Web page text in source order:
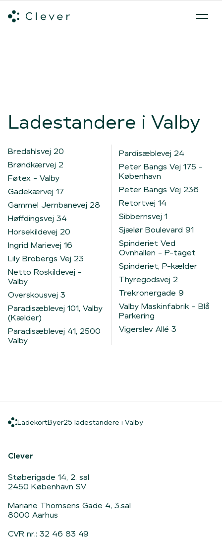
Ladestandere i Valby
Bredahlsvej 20
Brøndkærvej 2
Føtex - Valby
Gadekærvej 17
Gammel Jernbanevej 28
Høffdingsvej 34
Horsekildevej 20
Ingrid Marievej 16
Lily Brobergs Vej 23
Netto Roskildevej -
Valby
Overskousvej 3
Paradisæblevej 101, Valby
(Kælder)
Paradisæblevej 41, 2500
Valby
Pardisæblevej 24
Peter Bangs Vej 175 -
København
Peter Bangs Vej 236
Retortvej 14
Sibbernsvej 1
Sjælør Boulevard 91
Spinderiet Ved
Ovnhallen - P-taget
Spinderiet, P-kælder
Thyregodsvej 2
Trekronergade 9
Valby Maskinfabrik - Blå
Parkering
Vigerslev Allé 3
LadekortLadekort
ByerByer
25 ladestandere i Valby25 ladestandere i Valby
Clever
Støberigade 14, 2. sal
2450 København SV
Mariane Thomsens Gade 4, 3.sal
8000 Aarhus
CVR nr.: 32 46 83 49